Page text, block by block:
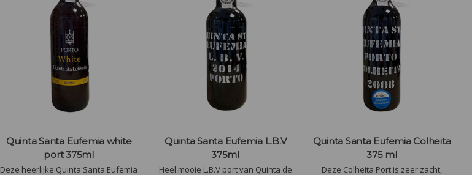
Quinta Santa Eufemia white
port 375ml
Deze heerlijke Quinta Santa Eufemia
Quinta Santa Eufemia L.B.V
375ml
Heel mooie L.B.V port van Quinta de
Quinta Santa Eufemia Colheita
375 ml
Deze Colheita Port is zeer zacht,